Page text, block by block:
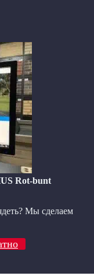
Rot-bunt
Мы сделаем